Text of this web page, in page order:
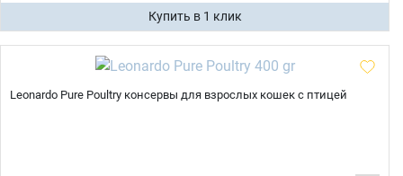
Купить в 1 клик
Leonardo Pure Poultry консервы для взрослых кошек с птицей